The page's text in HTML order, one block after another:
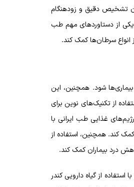
تشخیص دقیق و زودهنگام
یکی از دستاوردهای مهم طب
سرطان‌ها کمک کند.
شود. همچنین، این
از تکنیک‌های نوین برای
غذایی طب ایرانی با
کند. همچنین، استفاده از
درد بیماران کمک کند.
استفاده از گیاه دارویی کندر